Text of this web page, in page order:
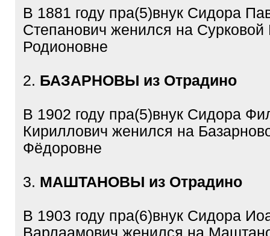
В 1881 году пра(5)внук Сидора
Степанович женился на Сурковой
Родионовне
2. БАЗАРНОВЫ из Отрадино
В 1902 году пра(5)внук Сидора
Кириллович женился на
Фёдоровне
3. МАШТАНОВЫ из Отрадино
В 1903 году пра(6)внук Сидора
Варлаамович женился на